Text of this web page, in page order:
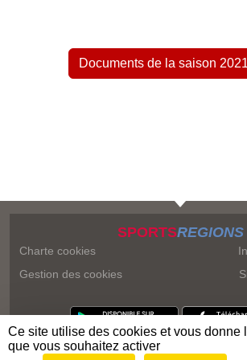
Documents de la saison
SPORTSREGIONS
Charte cookies
Gestion des cookies
Ce site utilise des cookies et vous donne
que vous souhaitez activer